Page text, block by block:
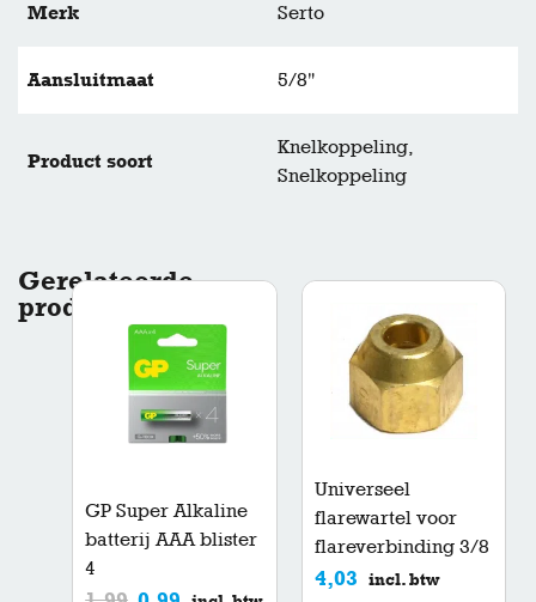
Merk Serto
Aansluitmaat 5/8"
Product soort
Knelkoppeling,
Snelkoppeling
Gerelateerde
producten
GP Super Alkaline
batterij AAA blister
4
Universeel
flarewartel voor
flareverbinding 3/8
4,03 incl. btw